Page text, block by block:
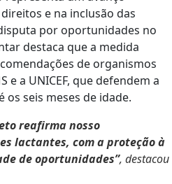
e na inclusão das
por oportunidades no
destaca que a medida
de organismos
e a UNICEF, que defendem a
os seis meses de idade.
reafirma nosso
lactantes, com a proteção à
de oportunidades”, destacou